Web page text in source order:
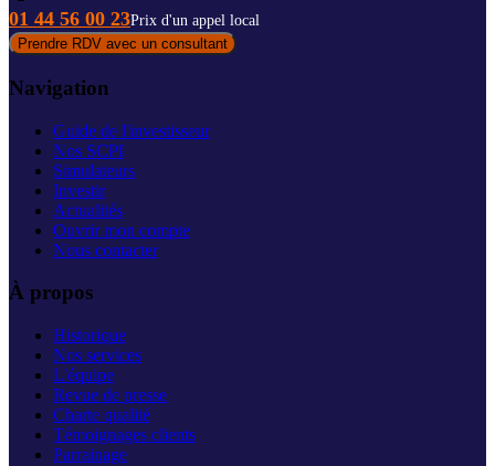
01 44 56 00 23Prix d'un appel local
Prendre RDV avec un consultant
Navigation
Guide de l'investisseur
Nos SCPI
Simulateurs
Investir
Actualités
Ouvrir mon compte
Nous contacter
À propos
Historique
Nos services
L'équipe
Revue de presse
Charte qualité
Témoignages clients
Parrainage